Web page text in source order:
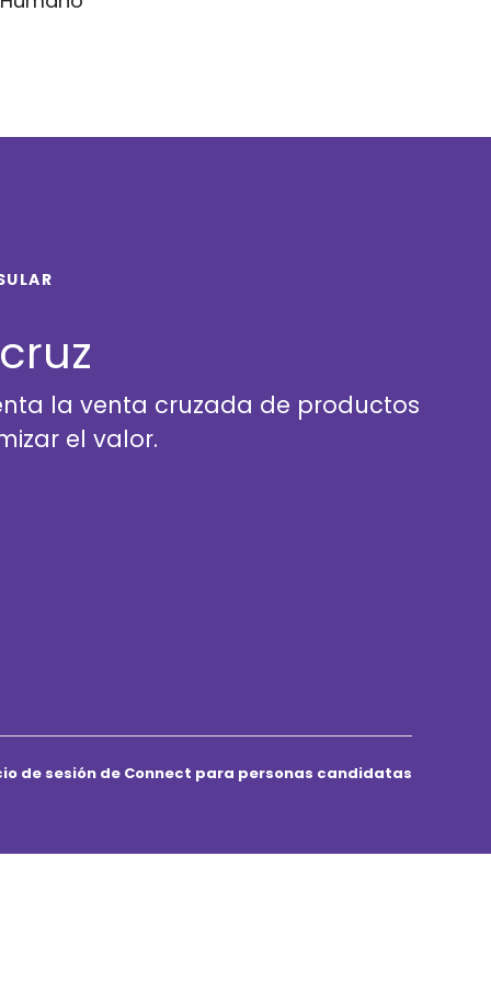
la venta cruzada de productos
el valor.
de sesión de Connect para personas candidatas